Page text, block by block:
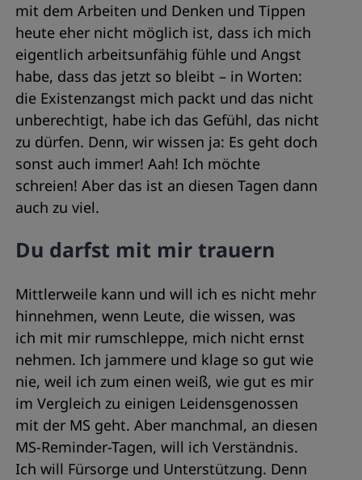
mit dem Arbeiten und Denken und Tippen
heute eher nicht möglich ist, dass ich mich
eigentlich arbeitsunfähig fühle und Angst
habe, dass das jetzt so bleibt – in Worten:
die Existenzangst mich packt und das nicht
unberechtigt, habe ich das Gefühl, das nicht
zu dürfen. Denn, wir wissen ja: Es geht doch
sonst auch immer! Aah! Ich möchte
schreien! Aber das ist an diesen Tagen dann
auch zu viel.
Du darfst mit mir trauern
Mittlerweile kann und will ich es nicht mehr
hinnehmen, wenn Leute, die wissen, was
ich mit mir rumschleppe, mich nicht ernst
nehmen. Ich jammere und klage so gut wie
nie, weil ich zum einen weiß, wie gut es mir
im Vergleich zu einigen Leidensgenossen
mit der MS geht. Aber manchmal, an diesen
MS-Reminder-Tagen, will ich Verständnis.
Ich will Fürsorge und Unterstützung. Denn